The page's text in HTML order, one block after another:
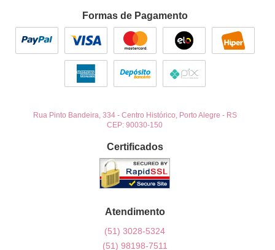
Formas de Pagamento
Rua Pinto Bandeira, 334- Centro Histórico, Porto Alegre - RS
CEP: 90030-150
Certificados
Atendimento
(51) 3028-5324
(51) 98198-7511